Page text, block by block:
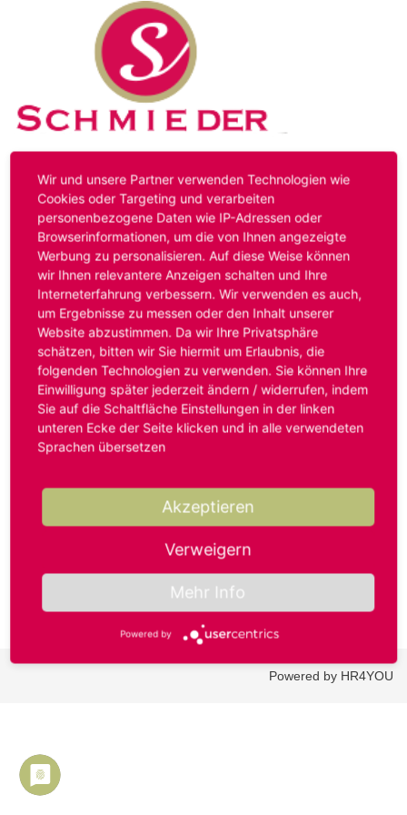
Kontakt Impressum Datenschutz
Hinweis:Das von ihnen aufgerufene Stellenangebot ist
bereits ausgelaufen. Alternative Stellenanzeigen finden
Sie unter:
www.schmieder-personal.de/stellenangebote
Oder Sie bewerben sich
initiativund wir suchen für Sie
passende Stellenangebote.
Anmelden
Benutzername oder E-Mail-Adresse*
Passwort*
Powered by HR4YOU
Wir und unsere Partner verwenden Technologien wie
Cookies oder Targeting und verarbeiten
personenbezogene Daten wie IP-Adressen oder
Browserinformationen, um die von Ihnen angezeigte
Werbung zu personalisieren. Auf diese Weise können
wir Ihnen relevantere Anzeigen schalten und Ihre
Interneterfahrung verbessern. Wir verwenden es auch,
um Ergebnisse zu messen oder den Inhalt unserer
Website abzustimmen. Da wir Ihre Privatsphäre
schätzen, bitten wir Sie hiermit um Erlaubnis, die
folgenden Technologien zu verwenden. Sie können Ihre
Einwilligung später jederzeit ändern / widerrufen, indem
Sie auf die Schaltfläche Einstellungen in der linken
unteren Ecke der Seite klicken und in alle verwendeten
Sprachen übersetzen
Akzeptieren
Verweigern
Mehr Info
Powered by